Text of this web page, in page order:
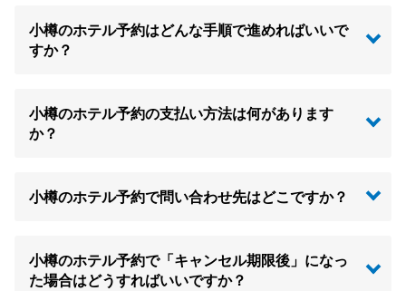
小樽のホテル予約はどんな手順で進めればいいで
すか？
小樽のホテル予約の支払い方法は何があります
か？
小樽のホテル予約で問い合わせ先はどこですか？
小樽のホテル予約で「キャンセル期限後」になっ
た場合はどうすればいいですか？